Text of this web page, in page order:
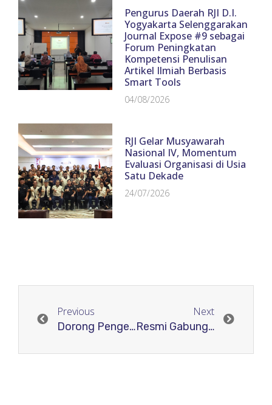
Pengurus Daerah RJI D.I.
Yogyakarta Selenggarakan
Journal Expose #9 sebagai
Forum Peningkatan
Kompetensi Penulisan
Artikel Ilmiah Berbasis
Smart Tools
04/08/2026
RJI Gelar Musyawarah
Nasional IV, Momentum
Evaluasi Organisasi di Usia
Satu Dekade
24/07/2026
Previous
Dorong Pengelola Jurnal Siap Akreditasi: RJI Jawa Barat Selenggarakan Webinar Pendampingan Submit ARJUNA
Next
Resmi Gabung Member COPE: Relawan Jurnal Indonesia Komitmen Tingkatkan Standar Etika Publikasi Ilmiah di Indonesia